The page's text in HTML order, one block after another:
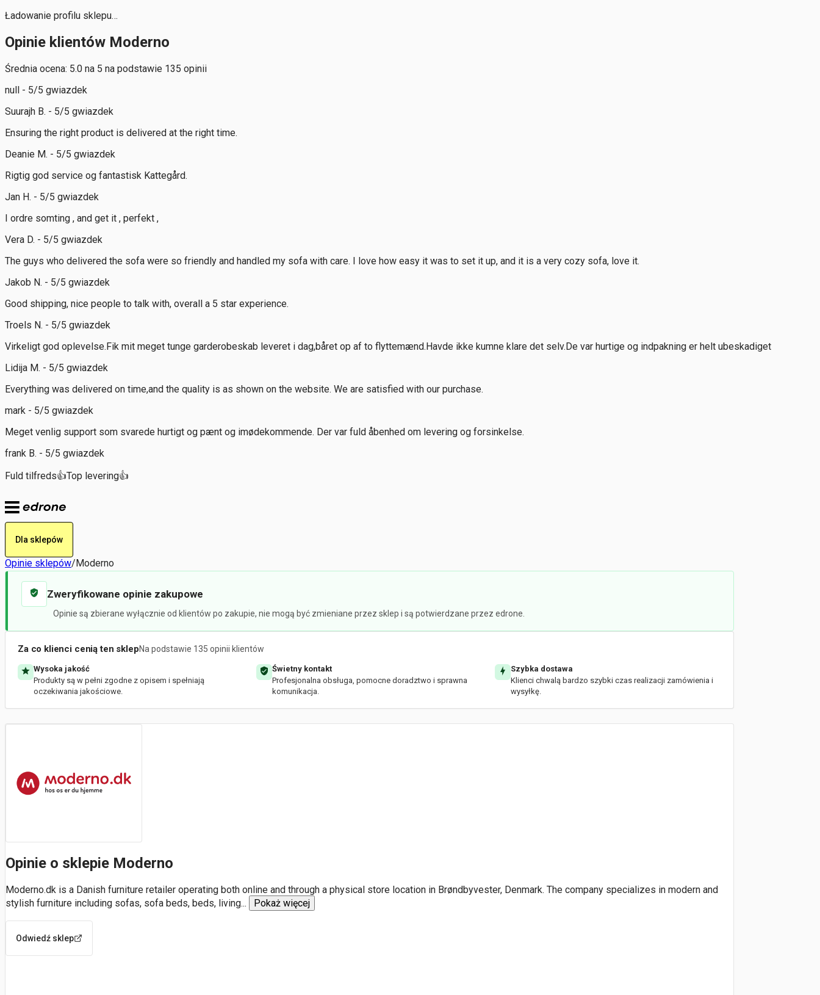
Ładowanie profilu sklepu…
Opinie klientów Moderno
Średnia ocena: 5.0 na 5 na podstawie 135 opinii
null - 5/5 gwiazdek
Suurajh B. - 5/5 gwiazdek
Ensuring the right product is delivered at the right time.
Deanie M. - 5/5 gwiazdek
Rigtig god service og fantastisk Kattegård.
Jan H. - 5/5 gwiazdek
I ordre somting , and get it , perfekt ,
Vera D. - 5/5 gwiazdek
The guys who delivered the sofa were so friendly and handled my sofa with care. I love how easy it was to set it up, and it is a very cozy sofa, love it.
Jakob N. - 5/5 gwiazdek
Good shipping, nice people to talk with, overall a 5 star experience.
Troels N. - 5/5 gwiazdek
Virkeligt god oplevelse.Fik mit meget tunge garderobeskab leveret i dag,båret op af to flyttemænd.Havde ikke kumne klare det selv.De var hurtige og indpakning er helt ubeskadiget
Lidija M. - 5/5 gwiazdek
Everything was delivered on time,and the quality is as shown on the website. We are satisfied with our purchase.
mark - 5/5 gwiazdek
Meget venlig support som svarede hurtigt og pænt og imødekommende. Der var fuld åbenhed om levering og forsinkelse.
frank B. - 5/5 gwiazdek
Fuld tilfreds👍Top levering👍
Dla sklepów
Opinie sklepów/Moderno
Zweryfikowane opinie zakupowe
Opinie są zbierane wyłącznie od klientów po zakupie, nie mogą być zmieniane przez sklep i są potwierdzane przez edrone.
Za co klienci cenią ten sklepNa podstawie 135 opinii klientów
Wysoka jakość
Produkty są w pełni zgodne z opisem i spełniają
oczekiwania jakościowe.
Świetny kontakt
Profesjonalna obsługa, pomocne doradztwo i sprawna
komunikacja.
Szybka dostawa
Klienci chwalą bardzo szybki czas realizacji zamówienia i
wysyłkę.
Opinie o sklepie Moderno
Moderno.dk is a Danish furniture retailer operating both online and through a physical store location in Brøndbyvester, Denmark. The company specializes in modern and
stylish furniture including sofas, sofa beds, beds, living... Pokaż więcej
Odwiedź sklep